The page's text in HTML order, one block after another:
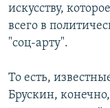
искусству,
всего в
"соц-арту".
То есть,
Брускин,